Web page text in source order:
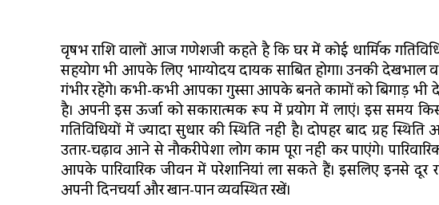
वृषभ राशि वालों आज गणेशजी कहते है कि घर में कोई धार्मिक
सहयोग भी आपके लिए भाग्योदय दायक साबित होगा। उनकी देखभाल
गंभीर रहेंगे। कभी-कभी आपका गुस्सा आपके बनते कामों को बिगाड़ भी
है। अपनी इस ऊर्जा को सकारात्मक रूप में प्रयोग में लाएं। इस समय
गतिविधियों में ज्यादा सुधार की स्थिति नहीं है। दोपहर बाद ग्रह
उतार-चढ़ाव आने से नौकरीपेशा लोग काम पूरा नहीं कर पाएंगे।
आपके पारिवारिक जीवन में परेशानियां ला सकते हैं। इसलिए इनसे दूर
अपनी दिनचर्या और खान-पान व्यवस्थित रखें।